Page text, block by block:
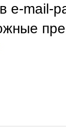
e-mail-